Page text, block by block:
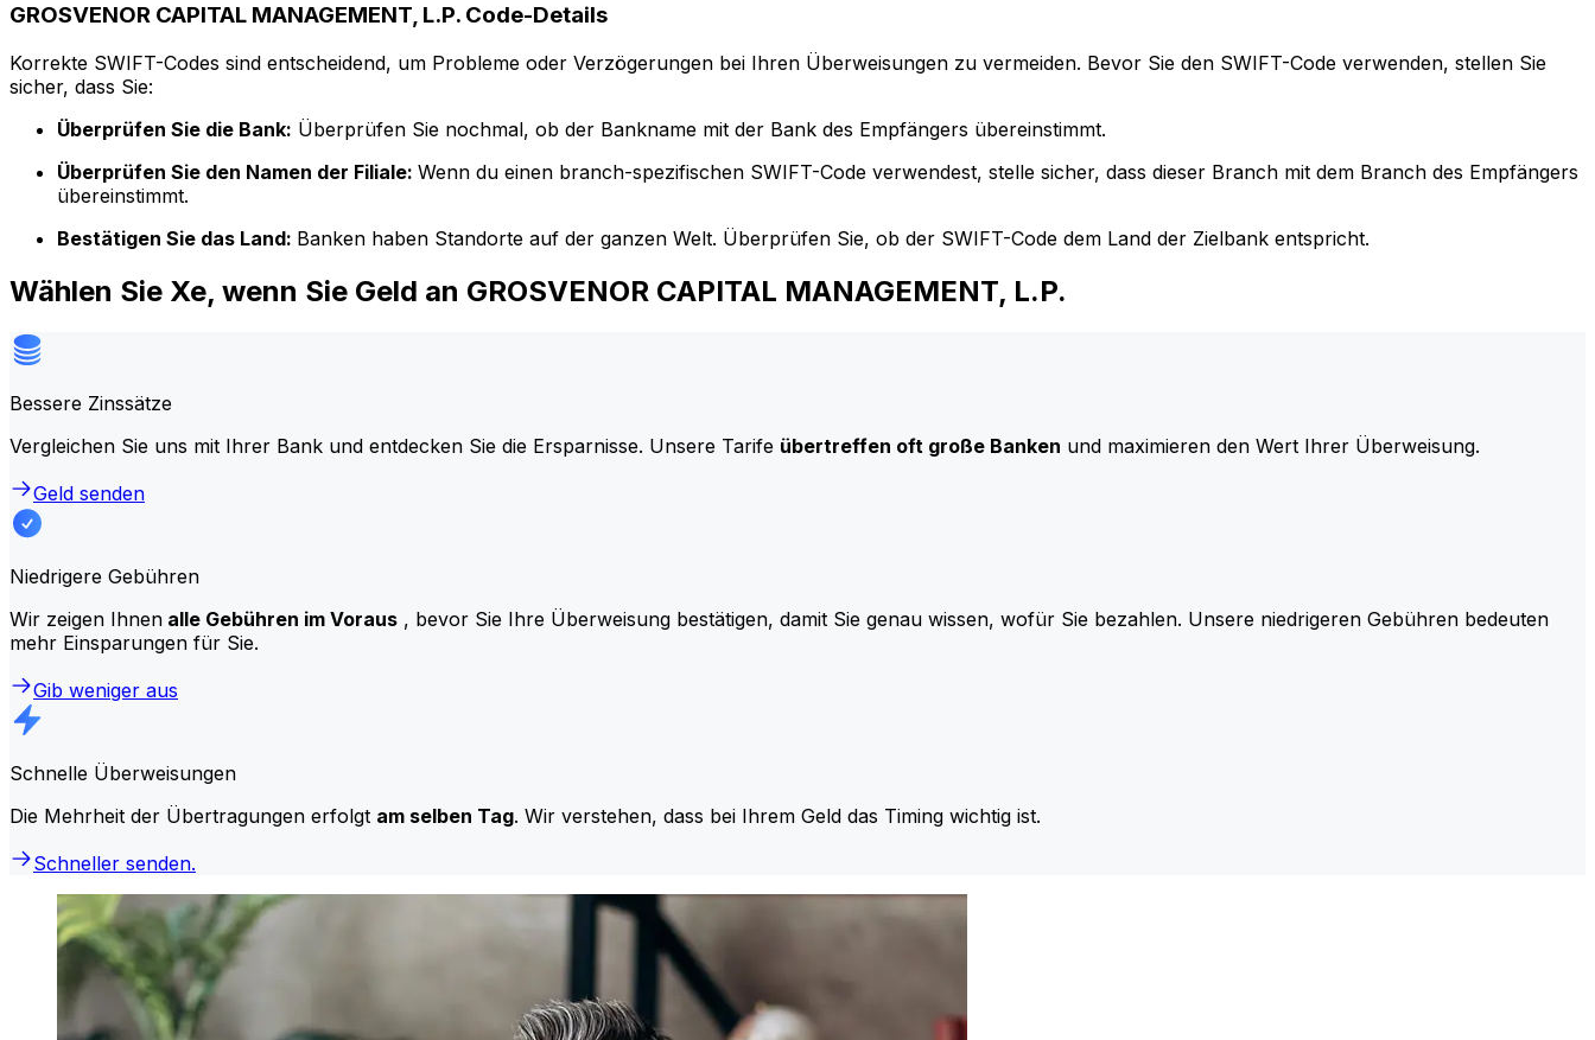
GROSVENOR CAPITAL MANAGEMENT, L.P. Code-Details
Korrekte SWIFT-Codes sind entscheidend, um Probleme oder Verzögerungen bei Ihren Überweisungen zu vermeiden. Bevor Sie den SWIFT-Code verwenden, stellen Sie
sicher, dass Sie:
Überprüfen Sie die Bank: Überprüfen Sie nochmal, ob der Bankname mit der Bank des Empfängers übereinstimmt.
Überprüfen Sie den Namen der Filiale: Wenn du einen branch-spezifischen SWIFT-Code verwendest, stelle sicher, dass dieser Branch mit dem Branch des Empfängers
übereinstimmt.
Bestätigen Sie das Land: Banken haben Standorte auf der ganzen Welt. Überprüfen Sie, ob der SWIFT-Code dem Land der Zielbank entspricht.
Wählen Sie Xe, wenn Sie Geld an GROSVENOR CAPITAL MANAGEMENT, L.P.
Bessere Zinssätze
Vergleichen Sie uns mit Ihrer Bank und entdecken Sie die Ersparnisse. Unsere Tarife übertreffen oft große Banken und maximieren den Wert Ihrer Überweisung.
Geld senden
Niedrigere Gebühren
Wir zeigen Ihnen alle Gebühren im Voraus , bevor Sie Ihre Überweisung bestätigen, damit Sie genau wissen, wofür Sie bezahlen. Unsere niedrigeren Gebühren bedeuten
mehr Einsparungen für Sie.
Gib weniger aus
Schnelle Überweisungen
Die Mehrheit der Übertragungen erfolgt am selben Tag. Wir verstehen, dass bei Ihrem Geld das Timing wichtig ist.
Schneller senden.